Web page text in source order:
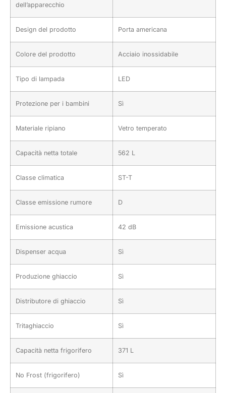
dell’apparecchio
Design del prodotto Porta americana
Colore del prodotto Acciaio inossidabile
Tipo di lampada LED
Protezione per i bambini Sì
Materiale ripiano Vetro temperato
Capacità netta totale 562 L
Classe climatica ST-T
Classe emissione rumore D
Emissione acustica 42 dB
Dispenser acqua Sì
Produzione ghiaccio Sì
Distributore di ghiaccio Sì
Tritaghiaccio Sì
Capacità netta frigorifero 371 L
No Frost (frigorifero) Sì